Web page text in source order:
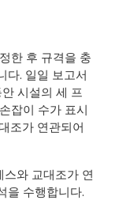
한 후 규격을 충
다. 일일 보고서
시설의 세 프
잡이 수가 표시
조가 연관되어
와 교대조가 연
을 수행합니다.